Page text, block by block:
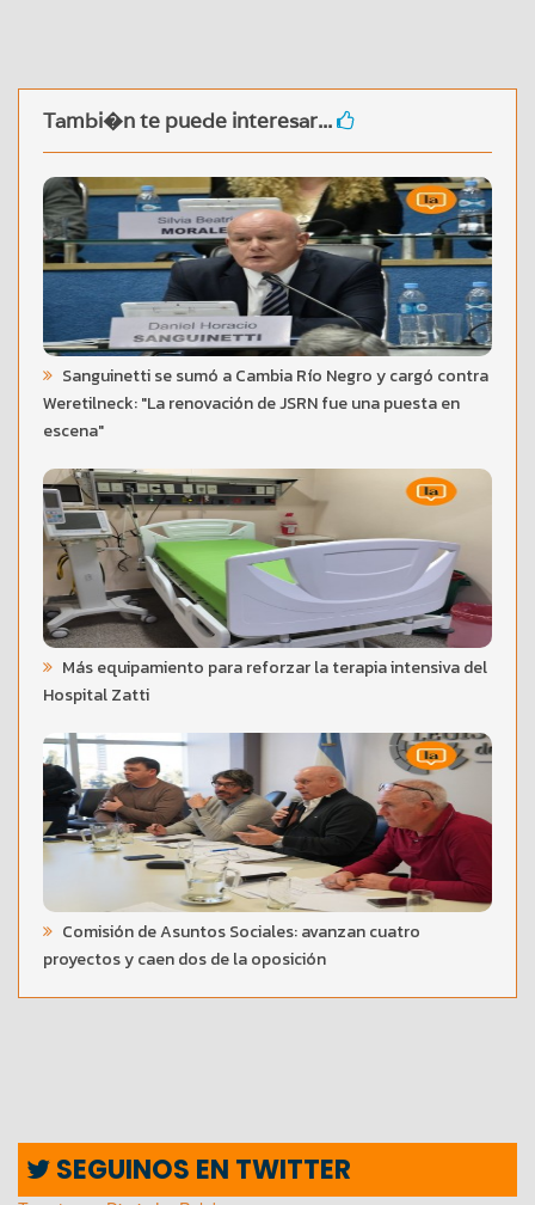
Tambi�n te puede interesar...
Sanguinetti se sumó a Cambia Río Negro y cargó contra
Weretilneck: "La renovación de JSRN fue una puesta en
escena"
Más equipamiento para reforzar la terapia intensiva del
Hospital Zatti
Comisión de Asuntos Sociales: avanzan cuatro
proyectos y caen dos de la oposición
SEGUINOS EN TWITTER